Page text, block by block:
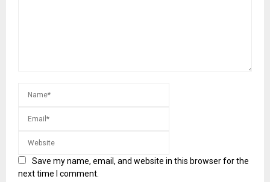
Save my name, email, and website in this browser for the
next time I comment.